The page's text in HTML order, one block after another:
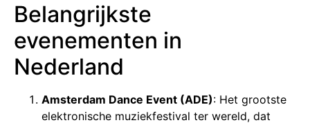
Belangrijkste
evenementen in
Nederland
Amsterdam Dance Event (ADE): Het grootste
elektronische muziekfestival ter wereld, dat